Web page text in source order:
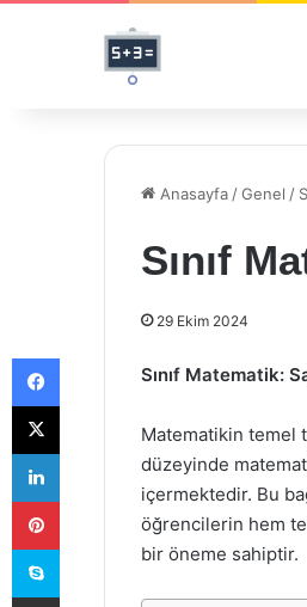
Anasayfa /Genel /
Sınıf
29 Ekim 2024
Sınıf Matematik:
Matematikin temel
düzeyinde
içermektedir. Bu
öğrencilerin hem
bir öneme sahiptir.
Facebook
X
LinkedIn
Pinterest
Skype
E-Posta ile paylaş